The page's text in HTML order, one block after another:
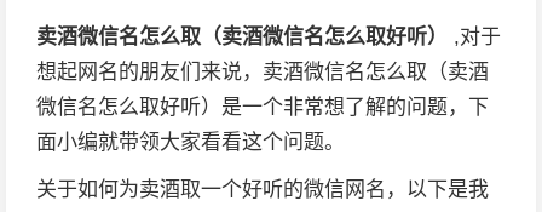
卖酒微信名怎么取（卖酒微信名怎么取好听） ,对于
想起网名的朋友们来说，卖酒微信名怎么取（卖酒
微信名怎么取好听）是一个非常想了解的问题，下
面小编就带领大家看看这个问题。
关于如何为卖酒取一个好听的微信网名，以下是我